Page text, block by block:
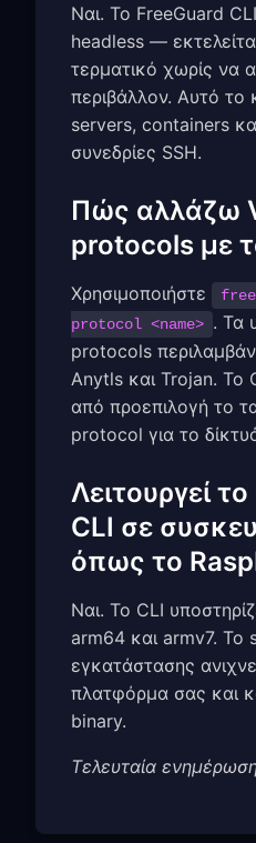
Ναι. Το FreeGuard
headless —
τερματικό χωρίς να
περιβάλλον. Αυτό το
servers, containers
συνεδρίες SSH.
Πώς αλλάζω
protocols με
Χρησιμοποιήστε
protocol <name> . Τα
protocols
Anytls και Trojan. Το
από προεπιλογή το
protocol για το
Λειτουργεί
CLI σε
όπως το
Ναι. Το CLI
arm64 και armv7. Το
εγκατάστασης
πλατφόρμα σας και
binary.
Τελευταία